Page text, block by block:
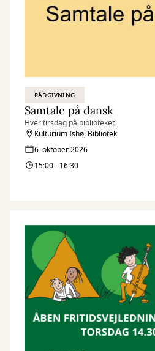
RÅDGIVNING
Samtale på dansk
Hver tirsdag på biblioteket.
Kulturium Ishøj Bibliotek
6. oktober 2026
15:00 - 16:30